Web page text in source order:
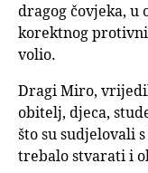
dragog čovjeka, u
korektnog
volio.
Dragi Miro,
obitelj, djeca,
što su sudjelovali
trebalo stvarati i